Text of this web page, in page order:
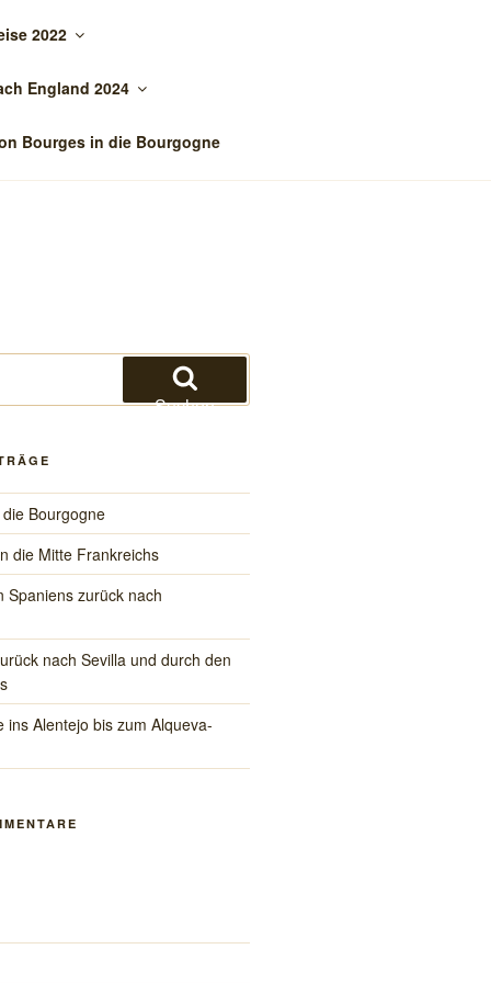
2022
England 2024
Bourges in die Bourgogne
Suchen
Bourgogne
die Mitte Frankreichs
Spaniens zurück nach
nach Sevilla und durch den
ins Alentejo bis zum Alqueva-